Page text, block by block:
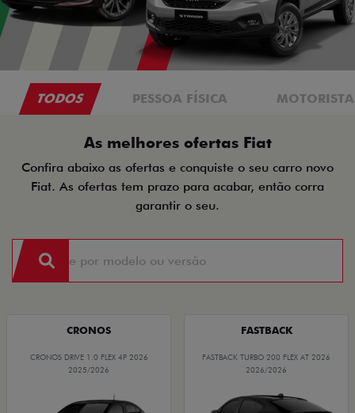
TODOS PESSOA FÍSICA
As melhores ofertas Fiat
Confira abaixo as ofertas e conquiste o seu carro novo
Fiat. As ofertas tem prazo para acabar, então corra
garantir o seu.
CRONOS
CRONOS DRIVE 1.0 FLEX 4P 2026
2025/2026
FASTBACK
FASTBACK TURBO 200 FLEX AT 2026
2026/2026